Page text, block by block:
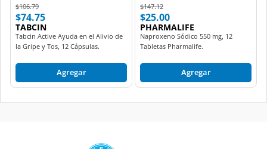
Price reduced from
$106.79to
$74.75
TABCIN
Tabcin Active Ayuda en el Alivio de
la Gripe y Tos, 12 Cápsulas.
Agregar
Price reduced from
$147.12to
$25.00
PHARMALIFE
Naproxeno Sódico 550 mg, 12
Tabletas Pharmalife.
Agregar